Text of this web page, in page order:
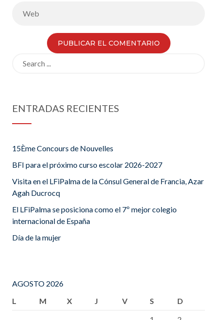
ENTRADAS RECIENTES
15Ème Concours de Nouvelles
BFI para el próximo curso escolar 2026-2027
Visita en el LFiPalma de la Cónsul General de Francia, Azar
Agah Ducrocq
El LFiPalma se posiciona como el 7º mejor colegio
internacional de España
Día de la mujer
AGOSTO 2026
L
M X J V S
D